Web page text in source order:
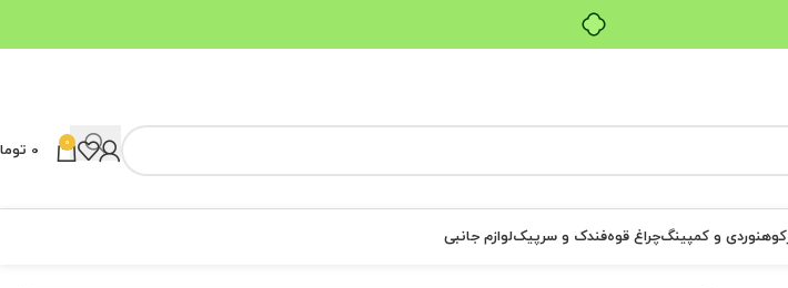
0
0
کوهنوردی و کمپینگچراغ قوهفندک و سرپیکلوازم جانبی